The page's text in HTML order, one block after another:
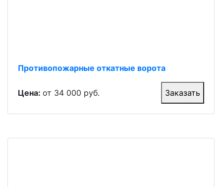
Противопожарные откатные ворота
Цена: от 34 000 руб. Заказать